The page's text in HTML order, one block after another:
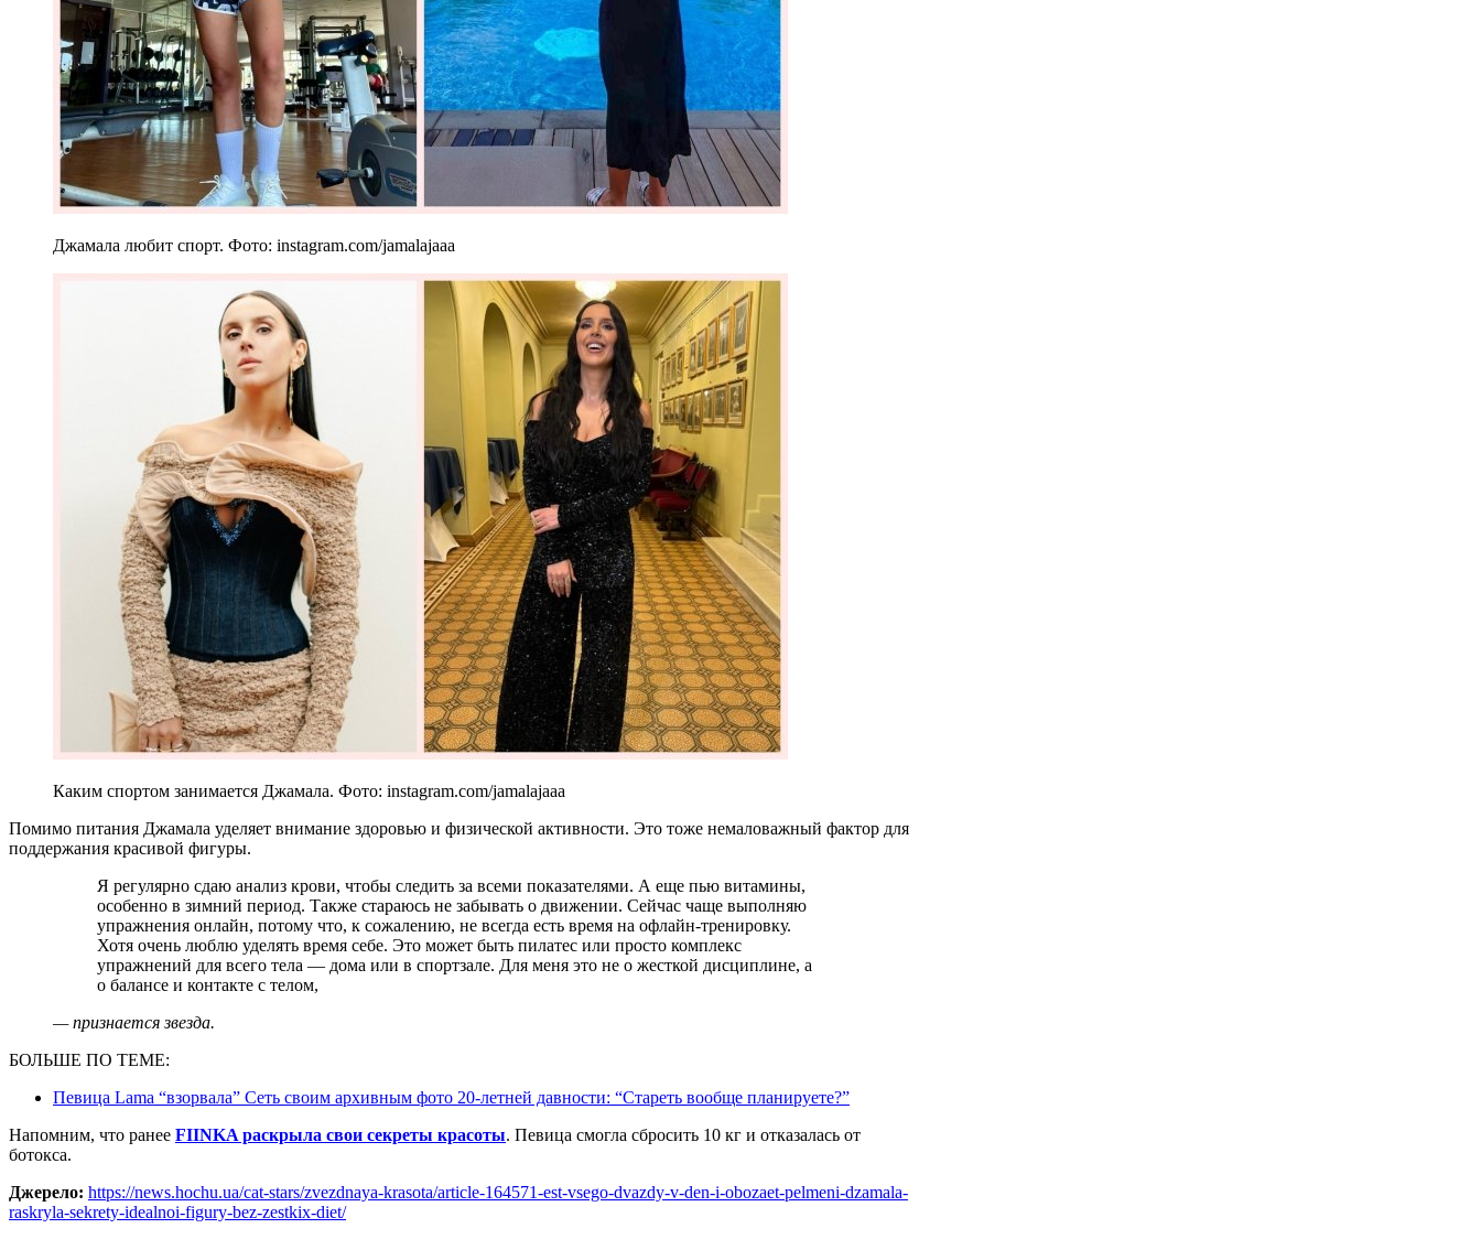
Джамала любит спорт. Фото: instagram.com/jamalajaaa
Каким спортом занимается Джамала. Фото: instagram.com/jamalajaaa
Помимо питания Джамала уделяет внимание здоровью и физической активности. Это тоже немаловажный фактор для
поддержания красивой фигуры.
Я регулярно сдаю анализ крови, чтобы следить за всеми показателями. А еще пью витамины,
особенно в зимний период. Также стараюсь не забывать о движении. Сейчас чаще выполняю
упражнения онлайн, потому что, к сожалению, не всегда есть время на офлайн-тренировку.
Хотя очень люблю уделять время себе. Это может быть пилатес или просто комплекс
упражнений для всего тела — дома или в спортзале. Для меня это не о жесткой дисциплине, а
о балансе и контакте с телом,
— признается звезда.
БОЛЬШЕ ПО ТЕМЕ:
Певица Lama “взорвала” Сеть своим архивным фото 20-летней давности: “Стареть вообще планируете?”
Напомним, что ранее FIINKA раскрыла свои секреты красоты. Певица смогла сбросить 10 кг и отказалась от
ботокса.
Джерело: https://news.hochu.ua/cat-stars/zvezdnaya-krasota/article-164571-est-vsego-dvazdy-v-den-i-obozaet-pelmeni-dzamala-
raskryla-sekrety-idealnoi-figury-bez-zestkix-diet/